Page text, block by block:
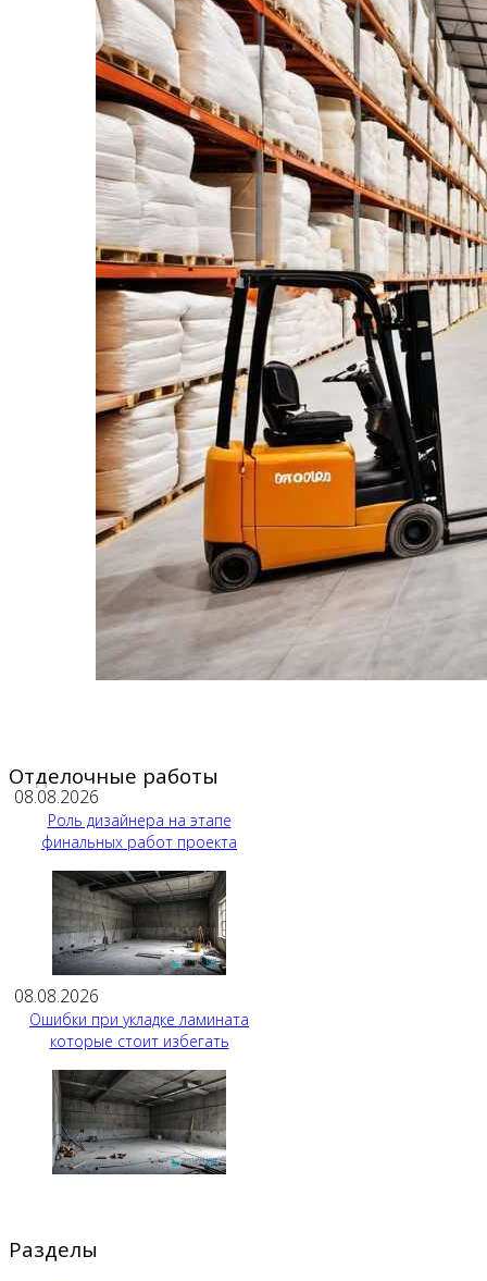
Отделочные работы
08.08.2026
Роль дизайнера на этапе
финальных работ проекта
08.08.2026
Ошибки при укладке ламината
которые стоит избегать
Разделы